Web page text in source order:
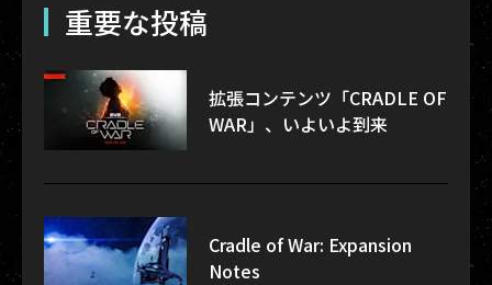
重要な投稿
拡張コンテンツ「CRADLE OF
WAR」、いよいよ到来
Cradle of War: Expansion
Notes